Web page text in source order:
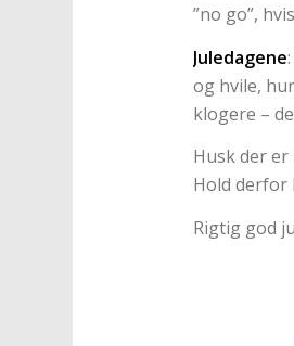
”no go”,
Juledagene
og hvile,
klogere –
Husk der
Hold derfor
Rigtig god